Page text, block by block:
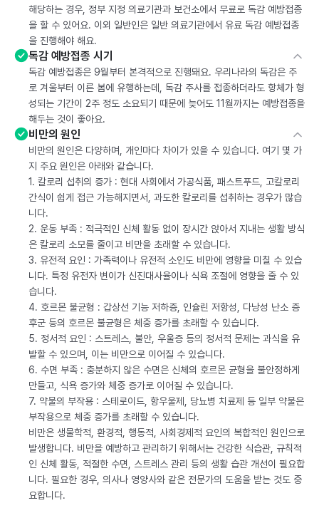
해당하는 경우, 정부 지정 의료기관과 보건소에서 무료로 독감 예방접종
을 할 수 있어요. 이외 일반인은 일반 의료기관에서 유료 독감 예방접종
을 진행해야 해요.
독감 예방접종 시기
독감 예방접종은 9월부터 본격적으로 진행돼요. 우리나라의 독감은 주
로 겨울부터 이른 봄에 유행하는데, 독감 주사를 접종하더라도 항체가 형
성되는 기간이 2주 정도 소요되기 때문에 늦어도 11월까지는 예방접종을
해두는 것이 좋아요.
비만의 원인
비만의 원인은 다양하며, 개인마다 차이가 있을 수 있습니다. 여기 몇 가
지 주요 원인은 아래와 같습니다.
1. 칼로리 섭취의 증가 : 현대 사회에서 가공식품, 패스트푸드, 고칼로리
간식이 쉽게 접근 가능해지면서, 과도한 칼로리를 섭취하는 경우가 많습
니다.
2. 운동 부족 : 적극적인 신체 활동 없이 장시간 앉아서 지내는 생활 방식
은 칼로리 소모를 줄이고 비만을 초래할 수 있습니다.
3. 유전적 요인 : 가족력이나 유전적 소인도 비만에 영향을 미칠 수 있습
니다. 특정 유전자 변이가 신진대사율이나 식욕 조절에 영향을 줄 수 있
습니다.
4. 호르몬 불균형 : 갑상선 기능 저하증, 인슐린 저항성, 다낭성 난소 증
후군 등의 호르몬 불균형은 체중 증가를 초래할 수 있습니다.
5. 정서적 요인 : 스트레스, 불안, 우울증 등의 정서적 문제는 과식을 유
발할 수 있으며, 이는 비만으로 이어질 수 있습니다.
6. 수면 부족 : 충분하지 않은 수면은 신체의 호르몬 균형을 불안정하게
만들고, 식욕 증가와 체중 증가로 이어질 수 있습니다.
7. 약물의 부작용 : 스테로이드, 항우울제, 당뇨병 치료제 등 일부 약물은
부작용으로 체중 증가를 초래할 수 있습니다.
비만은 생물학적, 환경적, 행동적, 사회경제적 요인의 복합적인 원인으로
발생합니다. 비만을 예방하고 관리하기 위해서는 건강한 식습관, 규칙적
인 신체 활동, 적절한 수면, 스트레스 관리 등의 생활 습관 개선이 필요합
니다. 필요한 경우, 의사나 영양사와 같은 전문가의 도움을 받는 것도 중
요합니다.